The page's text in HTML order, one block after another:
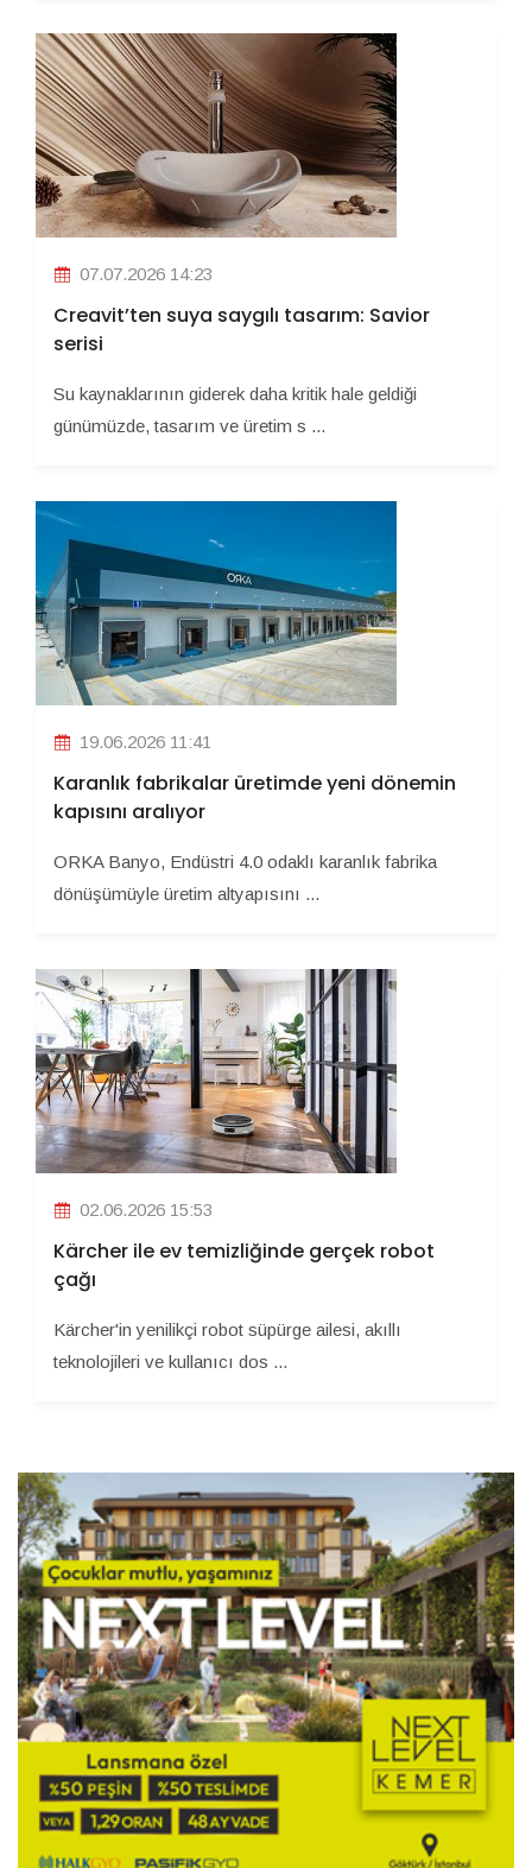
07.07.2026 14:23
Creavit’ten suya saygılı tasarım: Savior
serisi
Su kaynaklarının giderek daha kritik hale geldiği
günümüzde, tasarım ve üretim s ...
19.06.2026 11:41
Karanlık fabrikalar üretimde yeni dönemin
kapısını aralıyor
ORKA Banyo, Endüstri 4.0 odaklı karanlık fabrika
dönüşümüyle üretim altyapısını ...
02.06.2026 15:53
Kärcher ile ev temizliğinde gerçek robot
çağı
Kärcher'in yenilikçi robot süpürge ailesi, akıllı
teknolojileri ve kullanıcı dos ...